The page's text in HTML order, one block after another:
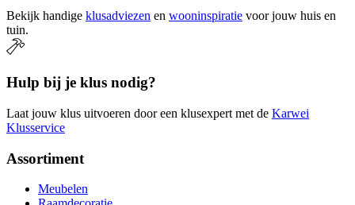
Bekijk handige klusadviezen en wooninspiratie voor jouw huis en
tuin.
Hulp bij je klus nodig?
Laat jouw klus uitvoeren door een klusexpert met de Karwei
Klusservice
Assortiment
Meubelen